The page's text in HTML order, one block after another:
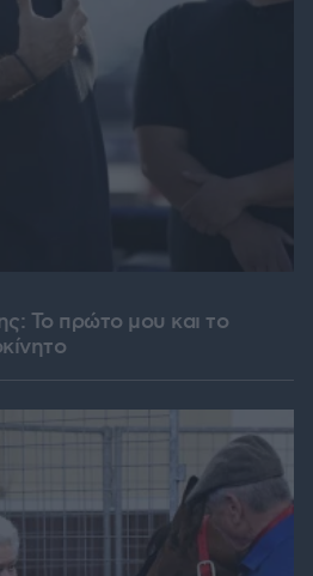
Το πρώτο μου και το